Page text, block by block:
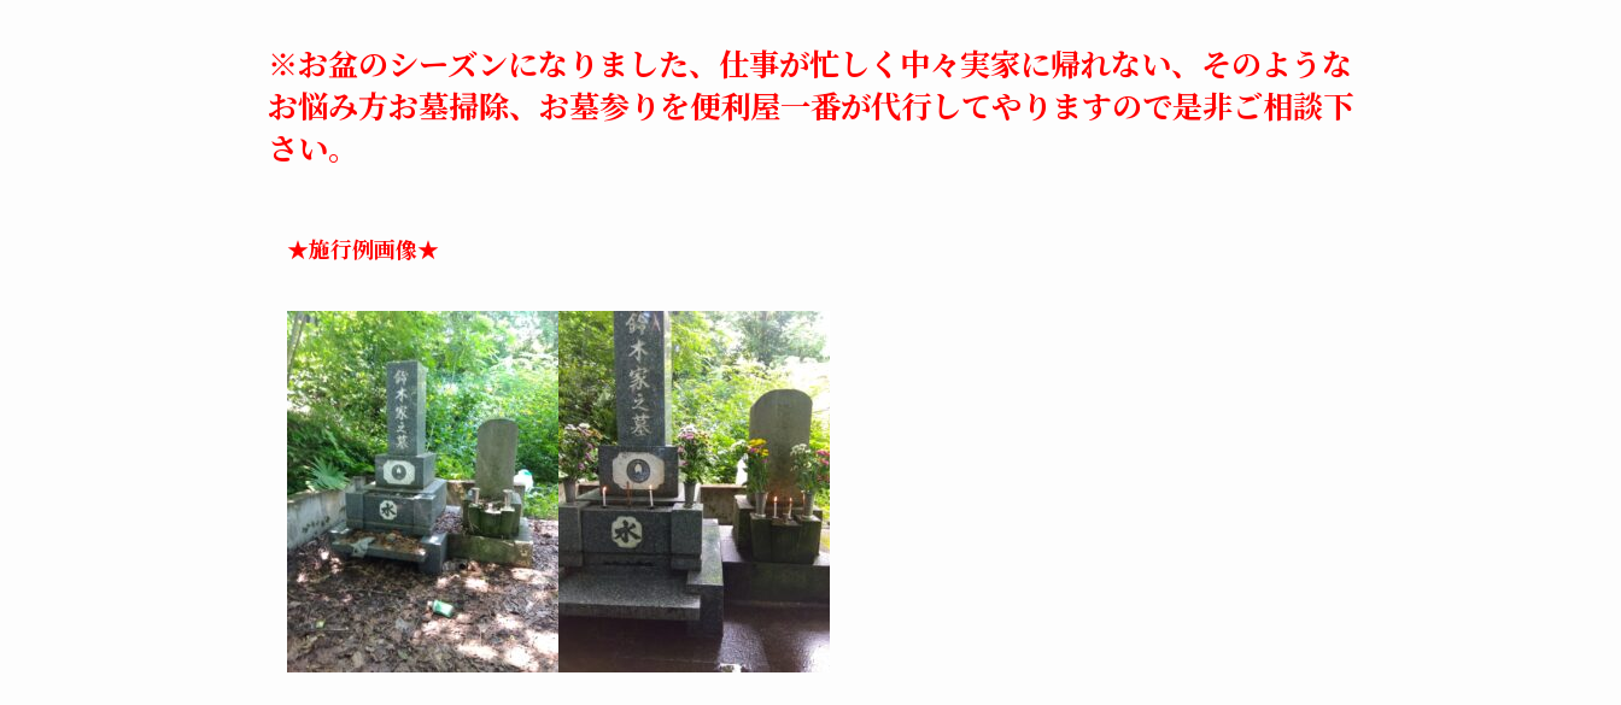
※お盆のシーズンになりました、仕事が忙しく中々実家に帰れない、そのような
お悩み方お墓掃除、お墓参りを便利屋一番が代行してやりますので是非ご相談下
さい。
★施行例画像★